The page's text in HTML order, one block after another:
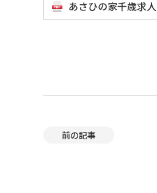
あさひの家千歳求人
前の記事